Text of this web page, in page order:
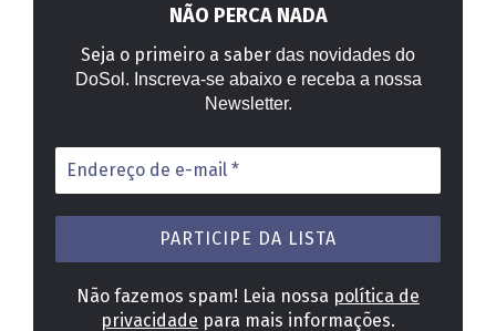
NÃO PERCA NADA
Seja o primeiro a saber das novidades do
DoSol. Inscreva-se abaixo e receba a nossa
Newsletter.
Endereço
de
e-
mail
Não fazemos spam! Leia nossa política de
privacidade para mais informações.